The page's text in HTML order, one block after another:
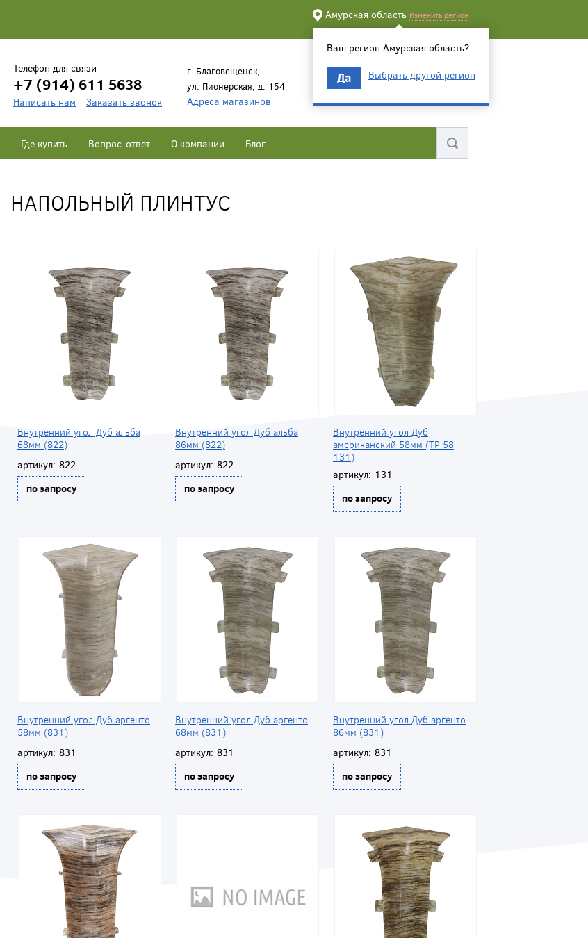
Амурская область Изменить регион
Ваш регион Амурская область?
Да Выбрать другой регион
Телефон для связи
+7 (914) 611 5638
Написать нам Заказать звонок
г. Благовещенск,
ул. Пионерская, д. 154
Адреса магазинов
Где купить Вопрос-ответ О компании Блог
НАПОЛЬНЫЙ ПЛИНТУС
Внутренний угол Дуб альба
68мм (822)
артикул: 822
по запросу
Внутренний угол Дуб альба
86мм (822)
артикул: 822
по запросу
Внутренний угол Дуб
американский 58мм (ТР 58
131)
артикул: 131
по запросу
Внутренний угол Дуб аргенто
58мм (831)
артикул: 831
по запросу
Внутренний угол Дуб аргенто
68мм (831)
артикул: 831
по запросу
Внутренний угол Дуб аргенто
86мм (831)
артикул: 831
по запросу